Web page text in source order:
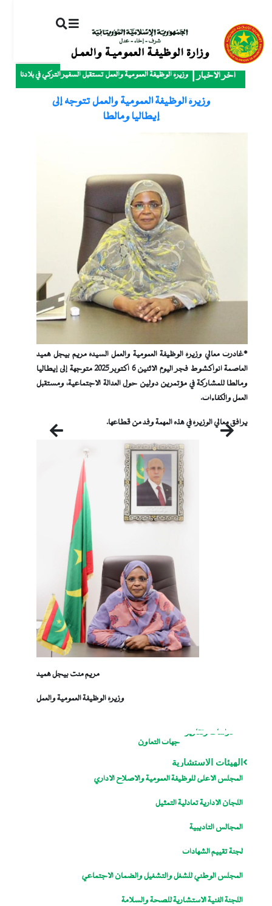
آخر الأخبار وزيرة الوظيفة العمومية والعمل تستقبل السفير التركي في بلادنا
وزيرة الوظيفة العمومية والعمل تتوجه إلى
إيطاليا ومالطا
*غادرت معالي وزيرة الوظيفة العمومية والعمل السيدة مريم بيجل هميد
العاصمة انواكشوط فجر اليوم الاثنين 6 اكتوبر 2025 متوجهة إلى إيطاليا
ومالطا للمشاركة في مؤتمرين دولين حول العدالة الاجتماعية، ومستقبل
العمل والكفاءات.
يرافق معالي الوزيرة في هذه المهمة وفد من قطاعها. السابق التالي
مريم منت بيجل هميد
وزيرة الوظيفة العمومية والعمل
دراسات وتقارير
جهات التعاون
الهيئات الاستشارية
المجلس الاعلى للوظيفة العمومية والاصلاح الاداري
اللجان الإدارية تعادلية التمثيل
المجالس التأديبية
لجنة تقييم الشهادات
المجلس الوطني للشغل والتشغيل والضمان الاجتماعي
اللجنة الفنية الاستشارية للصحة والسلامة